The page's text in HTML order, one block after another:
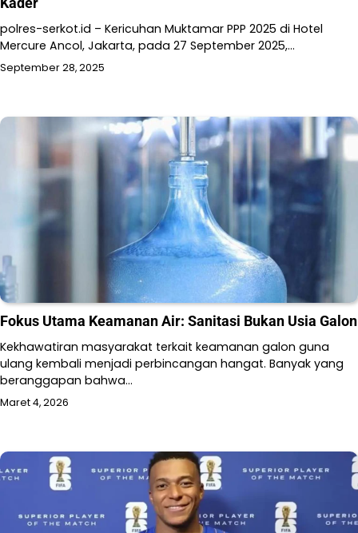
polres-serkot.id – Kericuhan Muktamar PPP 2025 di Hotel
Mercure Ancol, Jakarta, pada 27 September 2025,…
September 28, 2025
Fokus Utama Keamanan Air: Sanitasi Bukan Usia Galon
Kekhawatiran masyarakat terkait keamanan galon guna
ulang kembali menjadi perbincangan hangat. Banyak yang
beranggapan bahwa…
Maret 4, 2026